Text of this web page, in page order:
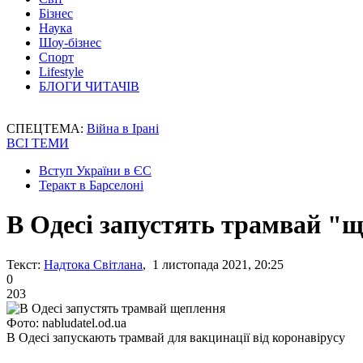
Бізнес
Наука
Шоу-бізнес
Спорт
Lifestyle
БЛОГИ ЧИТАЧІВ
СПЕЦТЕМА: Війна в Ірані
ВСІ ТЕМИ
Вступ України в ЄС
Теракт в Барселоні
В Одесі запустять трамвай
Текст: Надтока Світлана, 1 листопада 2021, 20:25
0
203
Фото: nabludatel.od.ua
В Одесі запускають трамвай для вакцинації від коронавірусу